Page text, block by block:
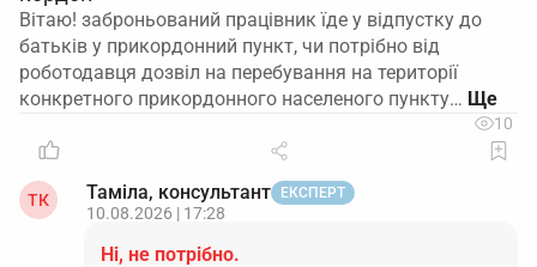
Вітаю! заброньований працівник їде у відпустку до
батьків у прикордонний пункт, чи потрібно від
роботодавця дозвіл на перебування на території
конкретного прикордонного населеного пункту…
10
ТК Таміла, консультант ЕКСПЕРТ
10.08.2026 | 17:28
Ні, не потрібно.